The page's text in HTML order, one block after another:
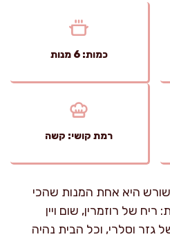
כמות: 6 מנות
רמת קושי: קשה
היא אחת המנות שהכי
ריח של רוזמרין, שום ויין
וסלרי, וכל הבית נהיה